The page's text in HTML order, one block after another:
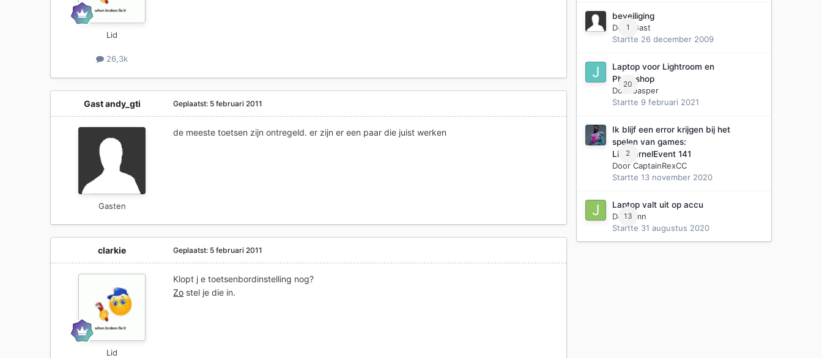
Lid
26,3k
Gast andy_gti
Gasten
Geplaatst: 5 februari 2011
de meeste toetsen zijn ontregeld. er zijn er een paar die juist werken
clarkie
Lid
Geplaatst: 5 februari 2011
Klopt j e toetsenbordinstelling nog?
Zo stel je die in.
1
beveiliging
Door Gast
Startte 26 december 2009
20
Laptop voor Lightroom en
Photoshop
Door Jasper
Startte 9 februari 2021
2
Ik blijf een error krijgen bij het
spelen van games:
LiveKernelEvent 141
Door CaptainRexCC
Startte 13 november 2020
13
Laptop valt uit op accu
Door jmn
Startte 31 augustus 2020